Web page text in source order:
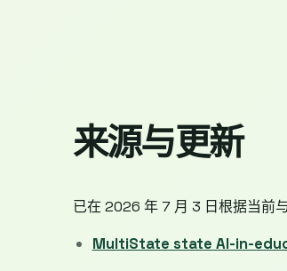
来源与更新
已在 2026 年 7 月 3 日根据当前
MultiState state AI-in-